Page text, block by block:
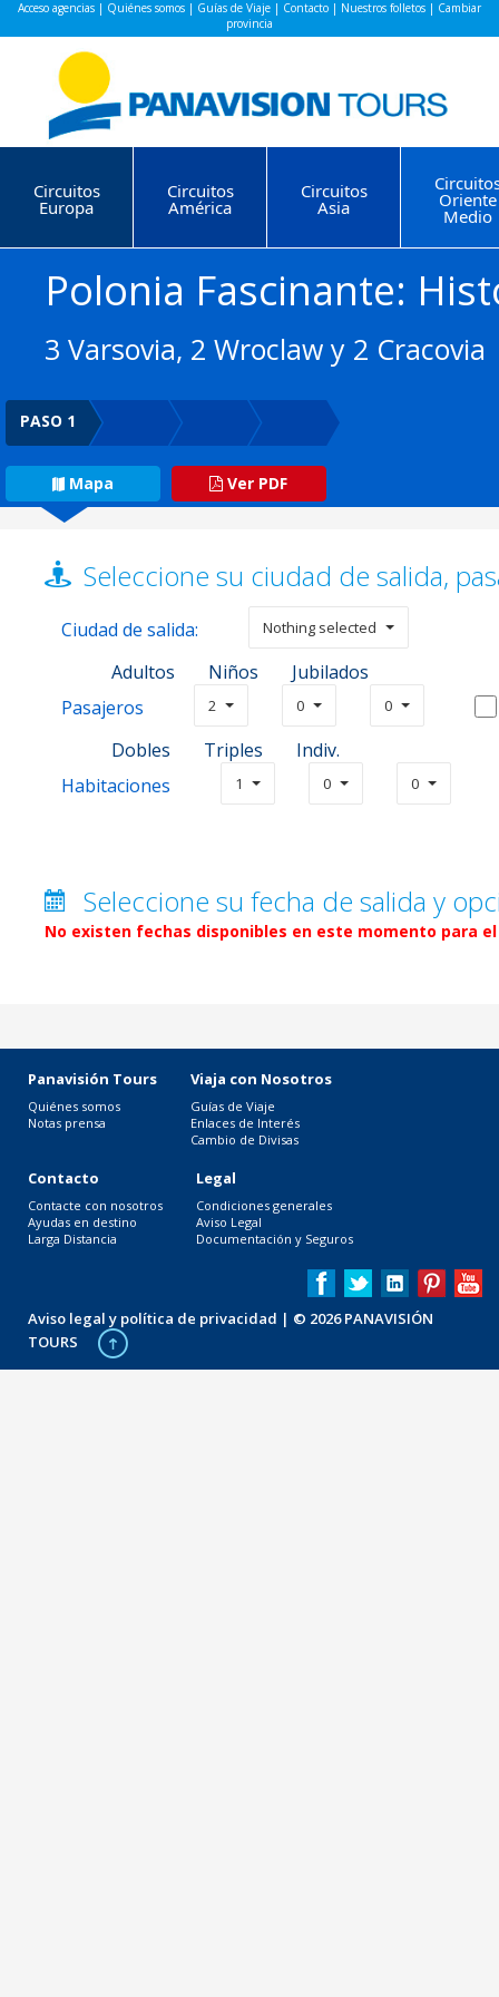
Acceso agencias | Quiénes somos | Guías de Viaje | Contacto | Nuestros folletos | Cambiar
provincia
Circuitos
Europa
Circuitos
América
Circuitos
Asia Oriente
Medio
Polonia Fascinante:
3 Varsovia, 2 Wroclaw y 2 Cracovia
PASO 1
Mapa Ver PDF
Seleccione su ciudad de salida,
Ciudad de salida: Nothing selected
Adultos Niños
Jubilados
Pasajeros
2 0 0
Dobles Triples
Indiv.
Habitaciones
1 0 0
Seleccione su fecha de salida y
No existen fechas disponibles en este momento para
Panavisión Tours
Quiénes somos
Notas prensa
Viaja con Nosotros
Guías de Viaje
Enlaces de Interés
Cambio de Divisas
Contacto
Contacte con nosotros
Ayudas en destino
Larga Distancia
Legal
Condiciones generales
Aviso Legal
Documentación y Seguros
Aviso legal y política de privacidad | © 2026 PANAVISIÓN
TOURS